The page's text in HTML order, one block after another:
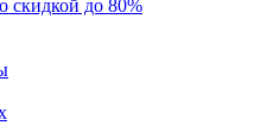
скидкой до 80%